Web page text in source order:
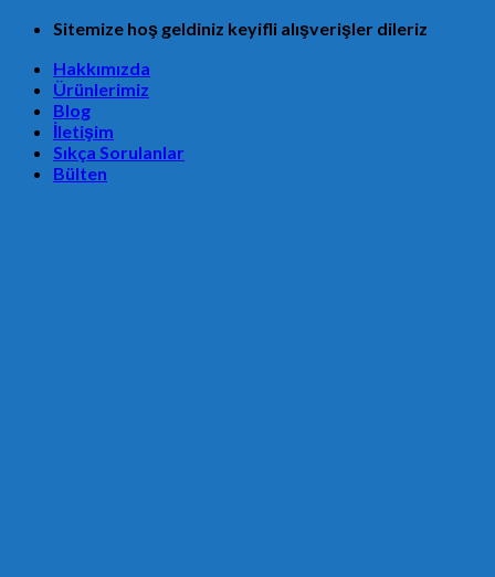
Skip
content
Sitemize hoş geldiniz keyifli alışverişler dileriz
Hakkımızda
Ürünlerimiz
Blog
İletişim
Sıkça Sorulanlar
Bülten